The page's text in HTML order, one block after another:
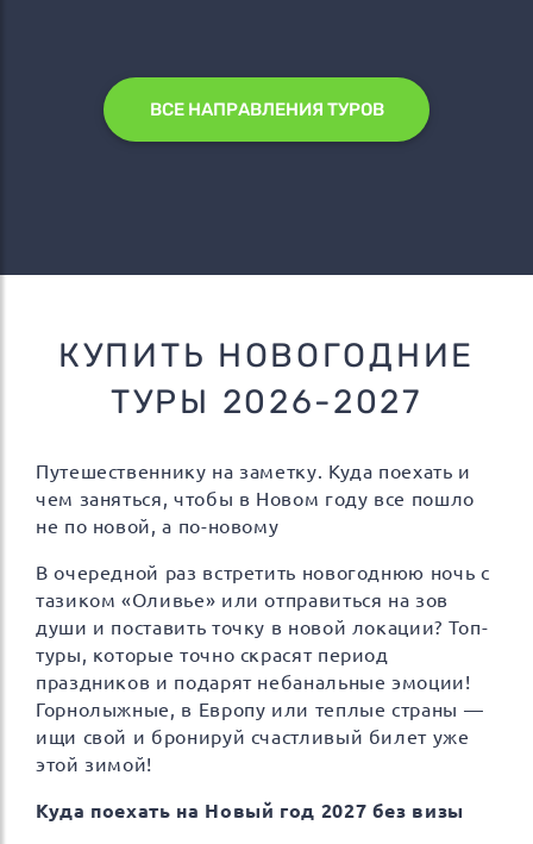
ВСЕ НАПРАВЛЕНИЯ ТУРОВ
КУПИТЬ НОВОГОДНИЕ
ТУРЫ 2026-2027
Путешественнику на заметку. Куда поехать и
чем заняться, чтобы в Новом году все пошло
не по новой, а по-новому
В очередной раз встретить новогоднюю ночь с
тазиком «Оливье» или отправиться на зов
души и поставить точку в новой локации? Топ-
туры, которые точно скрасят период
праздников и подарят небанальные эмоции!
Горнолыжные, в Европу или теплые страны —
ищи свой и бронируй счастливый билет уже
этой зимой!
Куда поехать на Новый год 2027 без визы